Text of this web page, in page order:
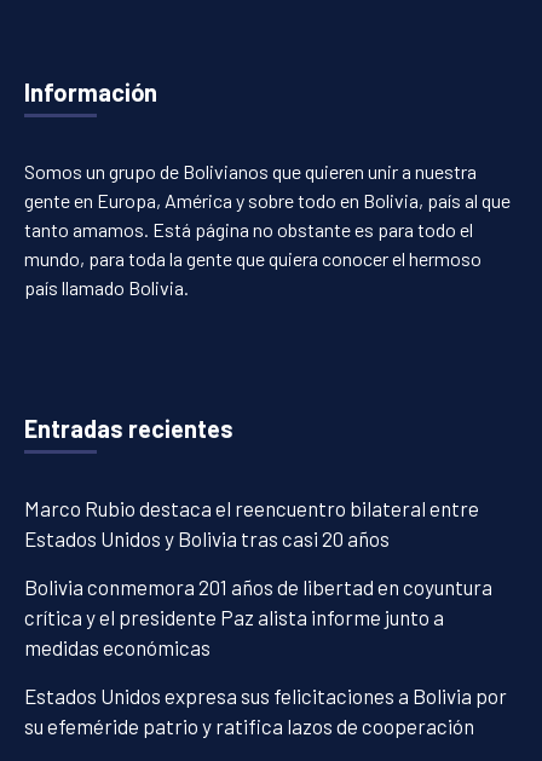
Información
Somos un grupo de Bolivianos que quieren unir a nuestra
gente en Europa, América y sobre todo en Bolivia, país al que
tanto amamos. Está página no obstante es para todo el
mundo, para toda la gente que quiera conocer el hermoso
país llamado Bolivia.
Entradas recientes
Marco Rubio destaca el reencuentro bilateral entre
Estados Unidos y Bolivia tras casi 20 años
Bolivia conmemora 201 años de libertad en coyuntura
crítica y el presidente Paz alista informe junto a
medidas económicas
Estados Unidos expresa sus felicitaciones a Bolivia por
su efeméride patrio y ratifica lazos de cooperación